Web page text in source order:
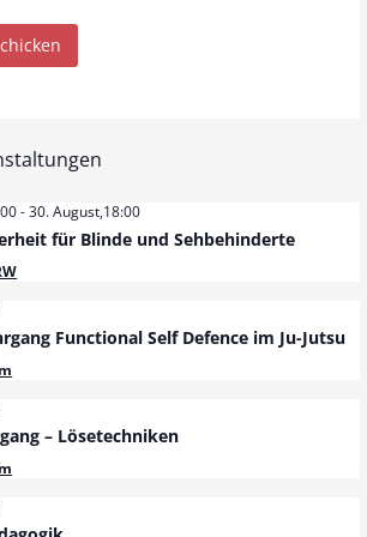
-30. August,18:00
für Blinde und Sehbehinderte
Functional Self Defence im Ju-Jutsu
– Lösetechniken